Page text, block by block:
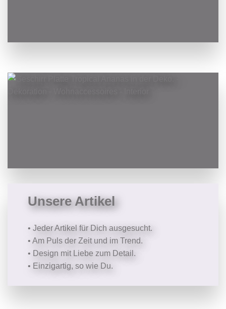
Unsere Artikel
• Jeder Artikel für Dich ausgesucht.
• Am Puls der Zeit und im Trend.
• Design mit Liebe zum Detail.
• Einzigartig, so wie Du.